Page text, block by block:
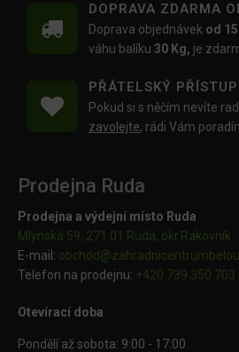
DOPRAVA ZDARMA
Doprava objednávek od
váhu balíku30 Kg, je
PŘÁTELSKÝ PŘÍSTUP
Pokud si s něčím nevíte
zavolejte, rádi Vám
Prodejna Ruda
Prodejna a výdejní místo Ruda
Mlýnská 59, 271 01 Ruda, okr.Rakovník
E-mail: obchod@
Telefon na prodejnu: +420 739 350 703
Otevírací doba
Pondělí až sobota: 9:00 - 17:00